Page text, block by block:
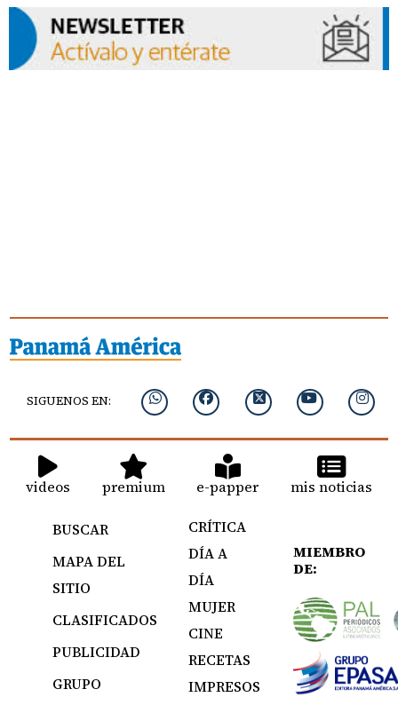
SIGUENOS EN:
videos premium e-papper mis noticias
BUSCAR
MAPA DEL
SITIO
CLASIFICADOS
PUBLICIDAD
GRUPO
CRÍTICA
DÍA A
DÍA
MUJER
CINE
RECETAS
IMPRESOS
MIEMBRO
DE: